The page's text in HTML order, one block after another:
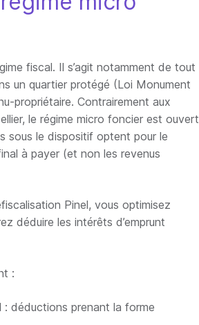
fiscal. Il s’agit notamment de tout
un quartier protégé (Loi Monument
propriétaire. Contrairement aux
le régime micro foncier est ouvert
sous le dispositif optent pour le
à payer (et non les revenus
Pinel, vous optimisez
déduire les intérêts d’emprunt
:
: déductions prenant la forme